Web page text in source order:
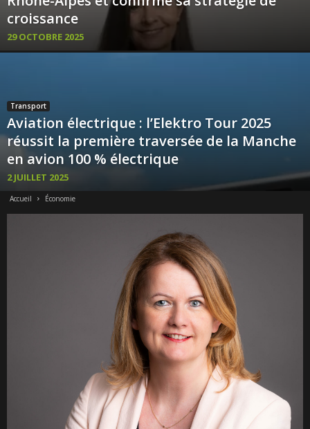
croissance
29 OCTOBRE 2025
Transport
Aviation électrique : l’Elektro Tour 2025
réussit la première traversée de la Manche
en avion 100 % électrique
2 JUILLET 2025
Accueil Économie